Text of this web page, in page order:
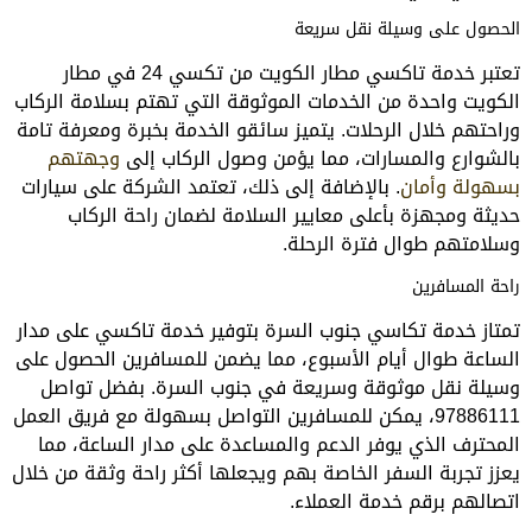
الحصول على وسيلة نقل سريعة
تعتبر خدمة تاكسي مطار الكويت من تكسي 24 في مطار
الكويت واحدة من الخدمات الموثوقة التي تهتم بسلامة الركاب
وراحتهم خلال الرحلات. يتميز سائقو الخدمة بخبرة ومعرفة تامة
بالشوارع والمسارات، مما يؤمن وصول الركاب إلى وجهتهم
بسهولة وأمان. بالإضافة إلى ذلك، تعتمد الشركة على سيارات
حديثة ومجهزة بأعلى معايير السلامة لضمان راحة الركاب
وسلامتهم طوال فترة الرحلة.
راحة المسافرين
تمتاز خدمة تكاسي جنوب السرة بتوفير خدمة تاكسي على مدار
الساعة طوال أيام الأسبوع، مما يضمن للمسافرين الحصول على
وسيلة نقل موثوقة وسريعة في جنوب السرة. بفضل تواصل
97886111، يمكن للمسافرين التواصل بسهولة مع فريق العمل
المحترف الذي يوفر الدعم والمساعدة على مدار الساعة، مما
يعزز تجربة السفر الخاصة بهم ويجعلها أكثر راحة وثقة من خلال
اتصالهم برقم خدمة العملاء.